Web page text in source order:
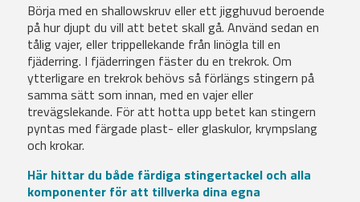
Börja med en shallowskruv eller ett jigghuvud beroende
på hur djupt du vill att betet skall gå. Använd sedan en
tålig vajer, eller trippellekande från linögla till en
fjäderring. I fjäderringen fäster du en trekrok. Om
ytterligare en trekrok behövs så förlängs stingern på
samma sätt som innan, med en vajer eller
trevägslekande. För att hotta upp betet kan stingern
pyntas med färgade plast- eller glaskulor, krympslang
och krokar.
Här hittar du både färdiga stingertackel och alla
komponenter för att tillverka dina egna